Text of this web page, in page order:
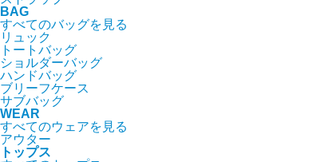
BAG
すべてのバッグを見る
リュック
トートバッグ
ショルダーバッグ
ハンドバッグ
ブリーフケース
サブバッグ
WEAR
すべてのウェアを見る
アウター
トップス